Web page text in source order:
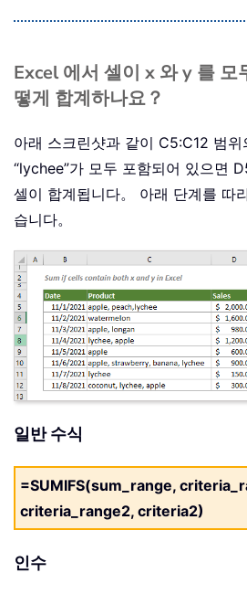
Excel 에서 셀이 x 와 y 를 모
떻게 합계하나요？
아래 스크린샷과 같이 C5:C12 범위
“lychee”가 모두 포함되어 있으면
셀이 합계됩니다。 아래 단계를 따
습니다。
일반 수식
=SUMIFS(sum_range,
criteria_range2, criteria2)
인수